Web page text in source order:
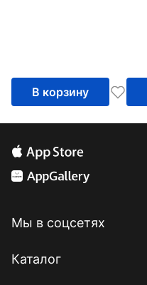
В корзину
Мы в соцсетях
Каталог